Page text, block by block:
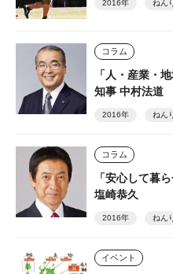
2016年 ねん
コラム
「人・産業・
知事 中村法道
2016年 ねん
コラム
「安心して暮
塩崎恭久
2016年 ねん
イベント